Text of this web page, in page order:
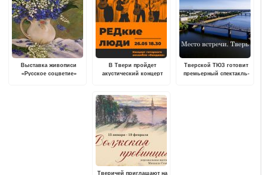
Выставка живописи
«Русское соцветие»
В Твери пройдет
акустический концерт
коллектива "Бандана"
Тверской ТЮЗ готовит
премьерный спектакль-
Тверичей приглашают на